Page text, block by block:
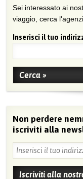
Sei interessato ai
viaggio, cerca
Inserisci il tuo
Non perdere
iscriviti alla